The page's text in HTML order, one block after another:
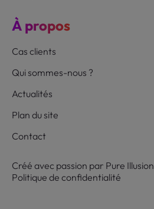
À propos
Cas clients
Qui sommes-nous ?
Actualités
Plan du site
Contact
Créé avec passion par Pure Illusion
Politique de confidentialité